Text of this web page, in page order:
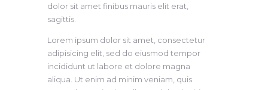
dolor sit amet finibus mauris elit erat,
sagittis.
Lorem ipsum dolor sit amet, consectetur
adipisicing elit, sed do eiusmod tempor
incididunt ut labore et dolore magna
aliqua. Ut enim ad minim veniam, quis